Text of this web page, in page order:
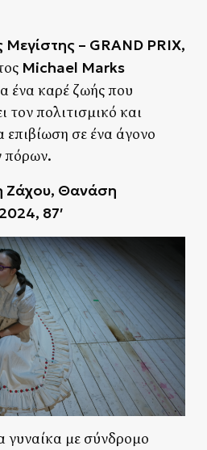
– GRAND PRIX,
Michael Marks
ένα καρέ ζωής που
τον πολιτισμικό και
επιβίωση σε ένα άγονο
πόρων.
Ζάχου, Θανάση
87′
με σύνδρομο